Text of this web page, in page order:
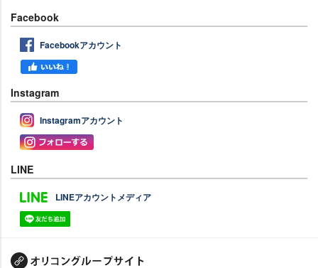
Facebook
Facebookアカウント
Instagram
Instagramアカウント
LINE
LINEアカウントメディア